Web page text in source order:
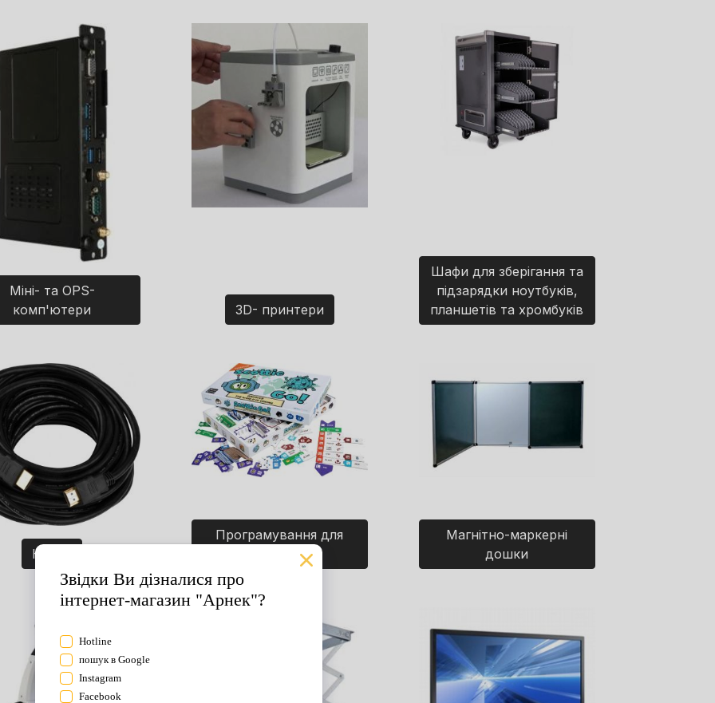
Міні- та OPS-
комп'ютери
3D- принтери
Шафи для зберігання та
підзарядки ноутбуків,
планшетів та хромбуків
Кабелі
Програмування для
дітей. Ігри.
Магнітно-маркерні
дошки